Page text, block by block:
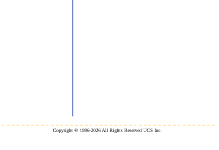
Copyright © 1996-2026 All Rights Reserved UCS Inc.